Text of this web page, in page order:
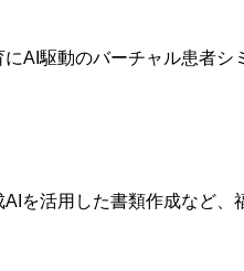
AI駆動のバーチャル患者
を活用した書類作成など、